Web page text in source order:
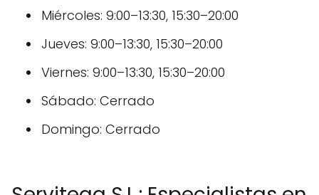
Miércoles: 9:00–13:30, 15:30–20:00
Jueves: 9:00–13:30, 15:30–20:00
Viernes: 9:00–13:30, 15:30–20:00
Sábado: Cerrado
Domingo: Cerrado